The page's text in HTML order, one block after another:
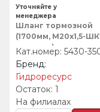
Шланг тормозной
(1700мм, М20х1,5-
оплетке)
ШП.10.М20.ШК1/
Гидроресурс
5430-
Гидроресурс
1
На филиалах
Уточняйте у
менеджера